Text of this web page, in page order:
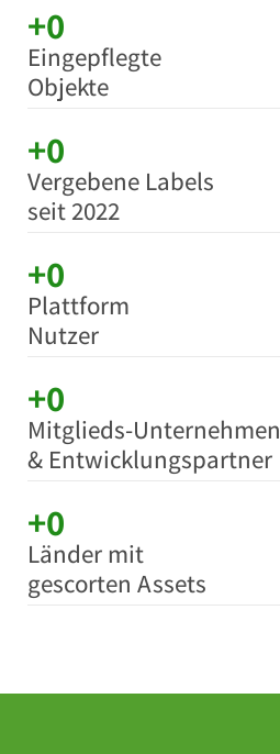
Eingepflegte
Objekte
+0
Vergebene Labels
seit 2022
+0
Plattform
Nutzer
+0
Mitglieds-Unternehmen
& Entwicklungspartner
+0
Länder mit
gescorten Assets
+0